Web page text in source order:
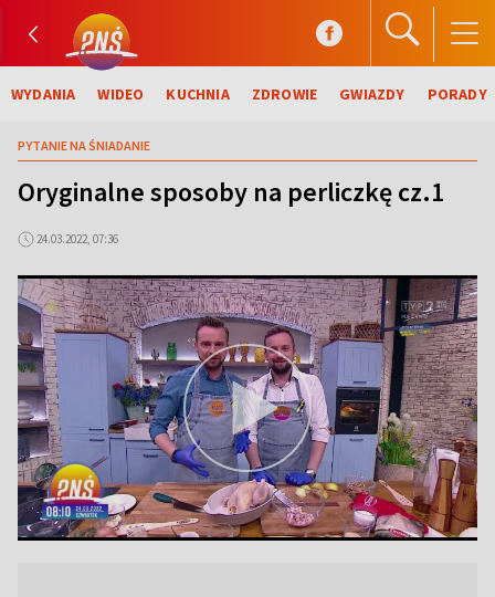
WYDANIA WIDEO KUCHNIA ZDROWIE GWIAZDY PORADY
PYTANIE NA ŚNIADANIE
Oryginalne sposoby na perliczkę cz.1
24.03.2022, 07:36